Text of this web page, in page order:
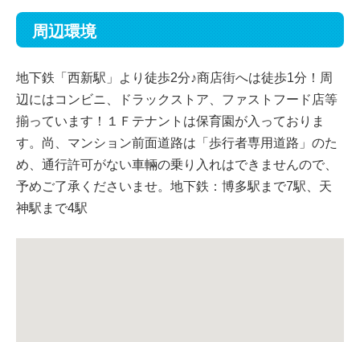
周辺環境
地下鉄「西新駅」より徒歩2分♪商店街へは徒歩1分！周
辺にはコンビニ、ドラックストア、ファストフード店等
揃っています！１Ｆテナントは保育園が入っておりま
す。尚、マンション前面道路は「歩行者専用道路」のた
め、通行許可がない車輛の乗り入れはできませんので、
予めご了承くださいませ。地下鉄：博多駅まで7駅、天
神駅まで4駅